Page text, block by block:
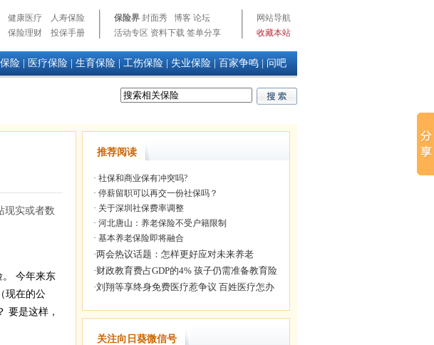
健康医疗
人寿保险
保险理财 投保手册
保险界 封面秀 博客 论坛
活动专区 资料下载 签单分享
网站导航
收藏本站
险 医疗保险 生育保险 工伤保险 失业保险 百家争鸣 问吧
现实或者数
。 今年来东
现在的公
要是这样，
推荐阅读
· 社保和商业保有冲突吗?
· 停薪留职可以再交一份社保吗？
· 关于深圳社保费率调整
· 河北唐山：养老保险不受户籍限制
· 基本养老保险即将融合
关注向日葵微信号